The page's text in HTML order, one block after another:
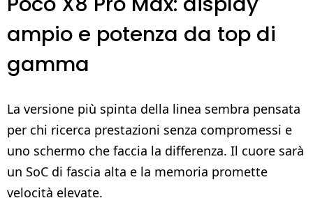
ampio e potenza da top di
gamma
La versione più spinta della linea sembra pensata
per chi ricerca prestazioni senza compromessi e
uno schermo che faccia la differenza. Il cuore sarà
un SoC di fascia alta e la memoria promette
velocità elevate.